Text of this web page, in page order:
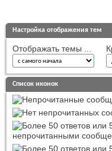
Настройка отображения тем
Отображать темы ...
Список иконок
непрочитанными